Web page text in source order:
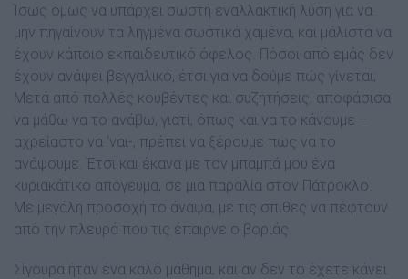
Ίσως όµως να υπάρχει σωστή εναλλακτική λύση για να
µην πηγαίνουν τα ληγµένα σωστικά χαµένα, και µάλιστα να
έχουν κάποιο εκπαιδευτικό όφελος. Πόσοι από εµάς δεν
έχουν ανάψει βεγγαλικό, έτσι για να δούµε πώς γίνεται;
Μετά από πολλές κουβέντες και συζητήσεις, αποφάσισα
να µάθω να το ανάβω, γιατί, όπως και να το κάνουµε –
αχρείαστο να ‘ναι-, πρέπει να ξέρουµε πως να το
ανάψουµε. Έτσι και έκανα µε τον µπαµπά µου ένα
κυριακάτικο απόγευµα, σε µια παραλία στον Πάτροκλο.
Με µεγάλη προσοχή το άναψα, µε τις σπίθες να πέφτουν
από την πλευρά που τις έπαιρνε ο βοριάς.
Σίγουρα ήταν ένα καλό µάθηµα, και αν δεν το έχετε κάνει